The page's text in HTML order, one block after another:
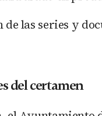
las series y
del certamen